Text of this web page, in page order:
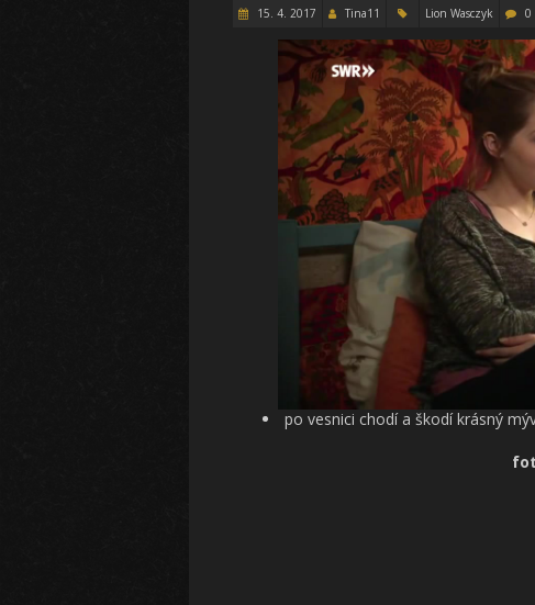
15. 4. 2017 Tina11 Lion Wasczyk 0
po vesnici chodí a škodí krásný